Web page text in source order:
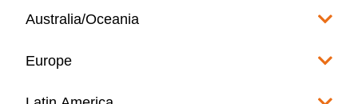
Angola
Français
Afghanistan
Bangladesh
Australia/Oceania
Europe
Albania